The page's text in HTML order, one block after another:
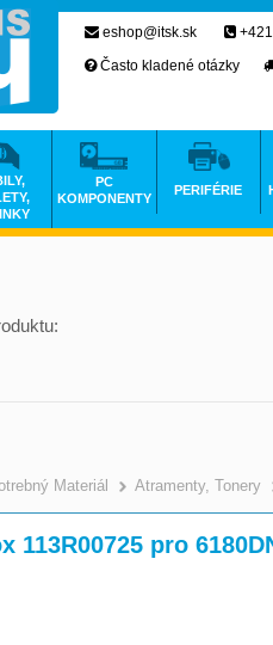
Materiál Atramenty, Tonery
113R00725 pro
eshop@itsk.sk
Často kladené otázky
PC
KOMPONENTY
PERIFÉRIE